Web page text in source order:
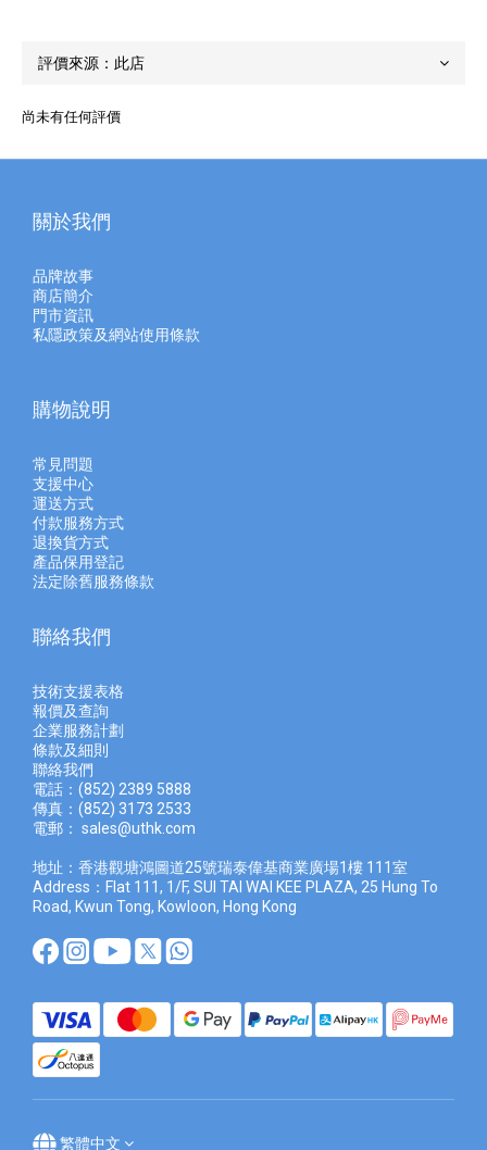
尚未有任何評價
關於我們
品牌故事
商店簡介
門市資訊
私隱政策及網站使用條款
購物說明
常見問題
支援中心
運送方式
付款服務方式
退換貨方式
產品保用登記
法定除舊服務條款
聯絡我們
技術支援表格
報價及查詢
企業服務計劃
條款及細則
聯絡我們
電話：(852) 2389 5888
傳真：(852) 3173 2533
電郵： sales@uthk.com
地址：香港觀塘鴻圖道25號瑞泰偉基商業廣場1樓 111室
Address：Flat 111, 1/F, SUI TAI WAI KEE PLAZA, 25 Hung To
Road, Kwun Tong, Kowloon, Hong Kong
繁體中文